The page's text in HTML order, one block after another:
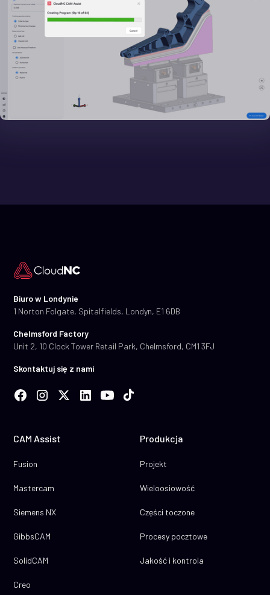
Biuro w Londynie
1 Norton Folgate, Spitalfields, Londyn, E1 6DB
Chelmsford Factory
Unit 2, 10 Clock Tower Retail Park, Chelmsford, CM1 3FJ
Skontaktuj się z nami
CAM Assist
Fusion
Mastercam
Siemens NX
GibbsCAM
SolidCAM
Creo
Produkcja
Projekt
Wieloosiowość
Części toczone
Procesy pocztowe
Jakość i kontrola